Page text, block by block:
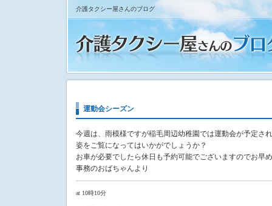
介護タクシー屋さんのブログ
運動会シーズン
今週は、雨模様ですが稲毛周辺幼稚園では運動会が予定さ
姿をご覧になってはいかがでしょうか？
お車が必要でしたら休日も予約可能でございますのでお早
事務のおばちゃんより
at 10時10分